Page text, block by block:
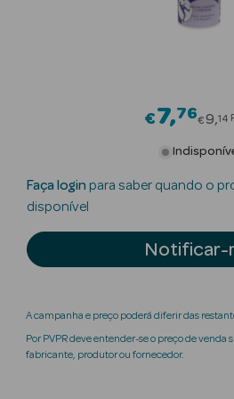
Beauty Season
Maquilhagem
Beauty Season
Beauty Season
Perfumes
€7 76€9 14
Faça login para saber quando o
disponível
Notificar-
A campanha e preço poderá diferir das
Por PVPR deve entender-se o preço de
fabricante, produtor ou fornecedor.